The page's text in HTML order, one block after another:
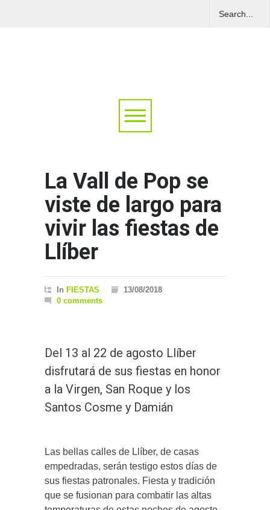
La Vall de Pop se
viste de largo para
vivir las fiestas de
Llíber
In FIESTAS
13/08/2018
0 comments
Del 13 al 22 de agosto Llíber
disfrutará de sus fiestas en honor
a la Virgen, San Roque y los
Santos Cosme y Damián
Las bellas calles de Llíber, de casas
empedradas, serán testigo estos días de
sus fiestas patronales. Fiesta y tradición
que se fusionan para combatir las altas